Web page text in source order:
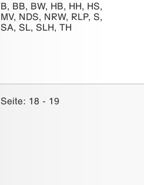
B, BB, BW, HB, HH, HS,
MV, NDS, NRW, RLP, S,
SA, SL, SLH, TH
Seite: 18 - 19